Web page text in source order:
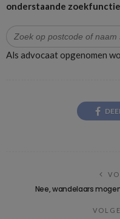
onderstaande
Zoek
naar:
Als advocaat opgenomen
Nee, wandelaars